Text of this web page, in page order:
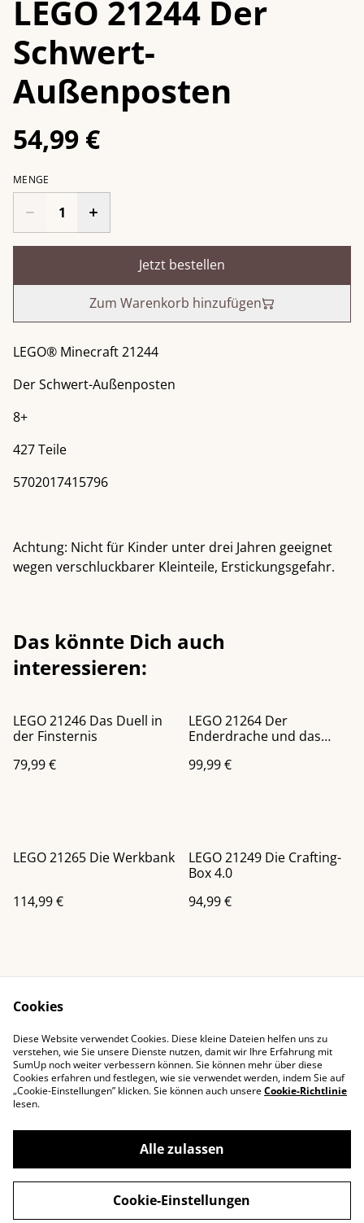
LEGO 21244 Der
Schwert-
Außenposten
54,99 €
MENGE
Jetzt bestellen
Zum Warenkorb hinzufügen
LEGO® Minecraft 21244
Der Schwert-Außenposten
8+
427 Teile
5702017415796
Achtung: Nicht für Kinder unter drei Jahren geeignet
wegen verschluckbarer Kleinteile, Erstickungsgefahr.
Das könnte Dich auch
interessieren:
LEGO 21246 Das Duell in
der Finsternis
79,99 €
LEGO 21264 Der
Enderdrache und das
99,99 €
LEGO 21265 Die Werkbank
114,99 €
LEGO 21249 Die Crafting-
Box 4.0
94,99 €
Impressum
Kontaktieren Sie uns
Rechtliche
Bestimmungen
Datenschutzbestimm
ungen von SumUp
Cookie-Richtlinie
©2026littledeals
powered by
Cookies
Diese Website verwendet Cookies. Diese kleine Dateien helfen uns zu
verstehen, wie Sie unsere Dienste nutzen, damit wir Ihre Erfahrung mit
SumUp noch weiter verbessern können. Sie können mehr über diese
Cookies erfahren und festlegen, wie sie verwendet werden, indem Sie auf
„Cookie-Einstellungen” klicken. Sie können auch unsereCookie-Richtlinie
lesen.
Alle zulassen
Cookie-Einstellungen